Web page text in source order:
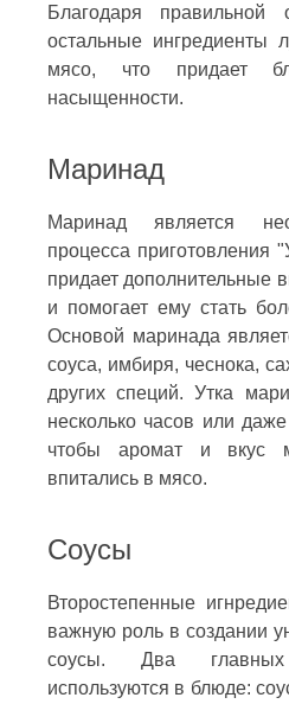
Благодаря правильной
остальные ингредиенты
мясо, что придает
насыщенности.
Маринад
Маринад является
процесса приготовления
придает дополнительные
и помогает ему стать
Основой маринада
соуса, имбиря, чеснока,
других специй. Утка
несколько часов или
чтобы аромат и вкус
впитались в мясо.
Соусы
Второстепенные
важную роль в создании
соусы. Два
используются в блюде: